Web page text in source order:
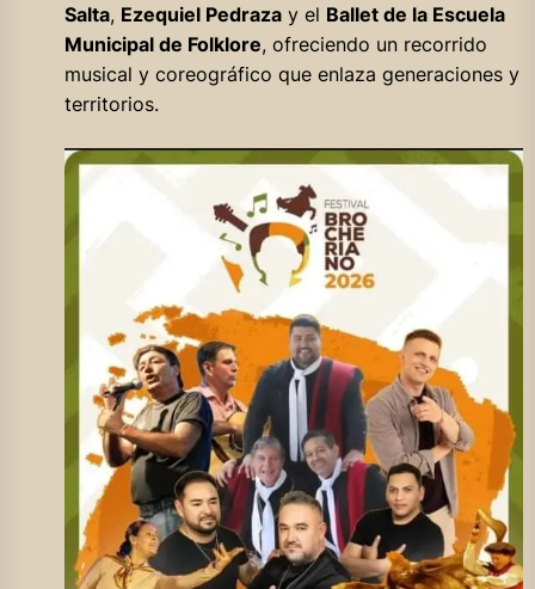
Salta, Ezequiel Pedrazay el Ballet de la Escuela
Municipal de Folklore, ofreciendo un recorrido
musical y coreográfico que enlaza generaciones y
territorios.